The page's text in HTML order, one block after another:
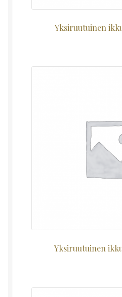
Yksiruutuinen
Yksiruutuinen